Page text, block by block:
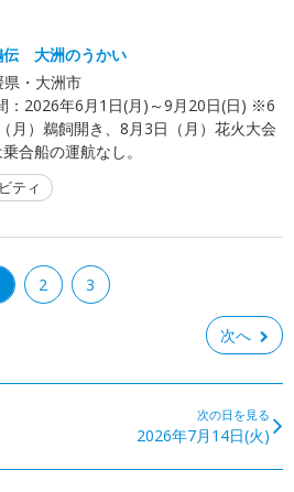
伝 大洲のうかい
県・大洲市
： 2026年6月1日(月)～9月20日(日) ※6
月）鵜飼開き、8月3日（月）花火大会
合船の運航なし。
ティ
2 3
次へ
次の日を見る
2026年7月14日(火)